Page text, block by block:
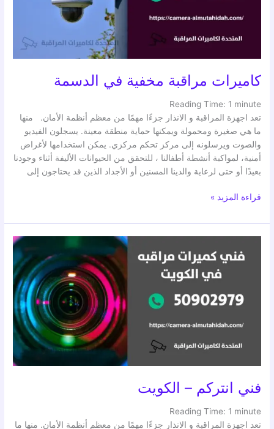
كاميرات مراقبة مخفية في الدسمة
Reading Time: 1 minute
تعد اجهزة المراقبة و الانذار جزءًا مهمًا من معظم أنظمة الأمان. منها
ما هي صغيرة ومحمولة ويمكنها حماية منطقة معينة. يسجلون الفيديو
والصوت ويرسلونه إلى مركز تحكم مركزي. يمكن استخدامها لأغراض
أمنية، لمواكبة أنشطة أطفالنا ، للتحقق من الحيوانات الأليفة أثناء وجودنا
بعيدًا أو حتى لرعاية والدينا المسنين أو الأجداد الذين قد يحتاجون إلى
قراءة المزيد »
فني انتركم – الكويت
Reading Time: 1 minute
تعد اجهزة المراقبة و الانذار جزءًا مهمًا من معظم أنظمة الأمان. منها ما
انتركم